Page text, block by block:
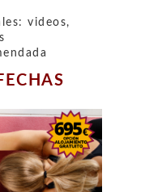
videos,